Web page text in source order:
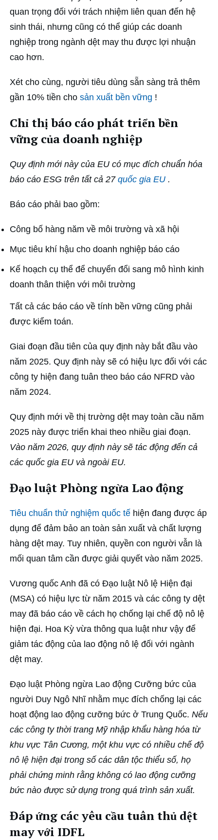
quan trọng đối với trách nhiệm liên quan đến hệ
sinh thái, nhưng cũng có thể giúp các doanh
nghiệp trong ngành dệt may thu được lợi nhuận
cao hơn.
Xét cho cùng, người tiêu dùng sẵn sàng trả thêm
gần 10% tiền cho sản xuất bền vững !
Chỉ thị báo cáo phát triển bền
vững của doanh nghiệp
Quy định mới này của EU có mục đích chuẩn hóa
báo cáo ESG trên tất cả 27 quốc gia EU .
Báo cáo phải bao gồm:
Công bố hàng năm về môi trường và xã hội
Mục tiêu khí hậu cho doanh nghiệp báo cáo
Kế hoạch cụ thể để chuyển đổi sang mô hình kinh
doanh thân thiện với môi trường
Tất cả các báo cáo về tính bền vững cũng phải
được kiểm toán.
Giai đoạn đầu tiên của quy định này bắt đầu vào
năm 2025. Quy định này sẽ có hiệu lực đối với các
công ty hiện đang tuân theo báo cáo NFRD vào
năm 2024.
Quy định mới về thị trường dệt may toàn cầu năm
2025 này được triển khai theo nhiều giai đoạn.
Vào năm 2026, quy định này sẽ tác động đến cả
các quốc gia EU và ngoài EU.
Đạo luật Phòng ngừa Lao động
Tiêu chuẩn thử nghiệm quốc tế hiện đang được áp
dụng để đảm bảo an toàn sản xuất và chất lượng
hàng dệt may. Tuy nhiên, quyền con người vẫn là
mối quan tâm cần được giải quyết vào năm 2025.
Vương quốc Anh đã có Đạo luật Nô lệ Hiện đại
(MSA) có hiệu lực từ năm 2015 và các công ty dệt
may đã báo cáo về cách họ chống lại chế độ nô lệ
hiện đại. Hoa Kỳ vừa thông qua luật như vậy để
giảm tác động của lao động nô lệ đối với ngành
dệt may.
Đạo luật Phòng ngừa Lao động Cưỡng bức của
người Duy Ngô Nhĩ nhằm mục đích chống lại các
hoạt động lao động cưỡng bức ở Trung Quốc. Nếu
các công ty thời trang Mỹ nhập khẩu hàng hóa từ
khu vực Tân Cương, một khu vực có nhiều chế độ
nô lệ hiện đại trong số các dân tộc thiểu số, họ
phải chứng minh rằng không có lao động cưỡng
bức nào được sử dụng trong quá trình sản xuất.
Đáp ứng các yêu cầu tuân thủ dệt
may với IDFL